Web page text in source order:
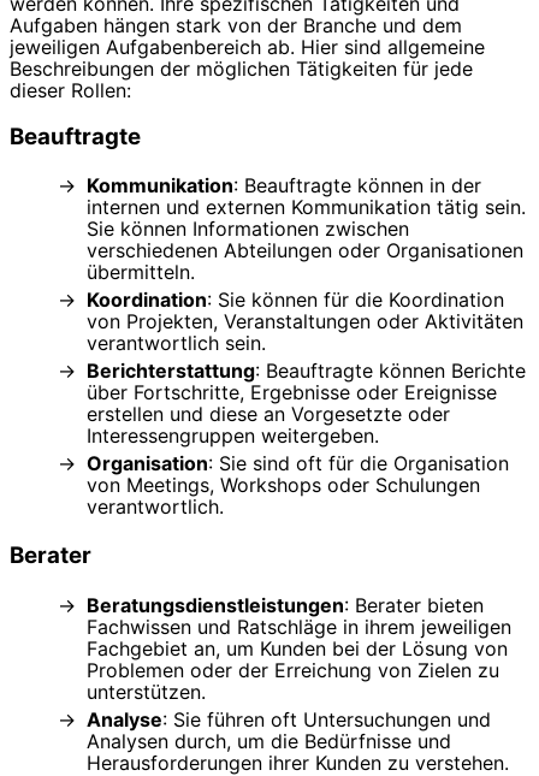
Aufgaben hängen stark von der Branche und dem
jeweiligen Aufgabenbereich ab. Hier sind allgemeine
Beschreibungen der möglichen Tätigkeiten für jede
dieser Rollen:
Beauftragte
Kommunikation: Beauftragte können in der
internen und externen Kommunikation tätig sein.
Sie können Informationen zwischen
verschiedenen Abteilungen oder Organisationen
übermitteln.
Koordination: Sie können für die Koordination
von Projekten, Veranstaltungen oder Aktivitäten
verantwortlich sein.
Berichterstattung: Beauftragte können Berichte
über Fortschritte, Ergebnisse oder Ereignisse
erstellen und diese an Vorgesetzte oder
Interessengruppen weitergeben.
Organisation: Sie sind oft für die Organisation
von Meetings, Workshops oder Schulungen
verantwortlich.
Berater
Beratungsdienstleistungen: Berater bieten
Fachwissen und Ratschläge in ihrem jeweiligen
Fachgebiet an, um Kunden bei der Lösung von
Problemen oder der Erreichung von Zielen zu
unterstützen.
Analyse: Sie führen oft Untersuchungen und
Analysen durch, um die Bedürfnisse und
Herausforderungen ihrer Kunden zu verstehen.